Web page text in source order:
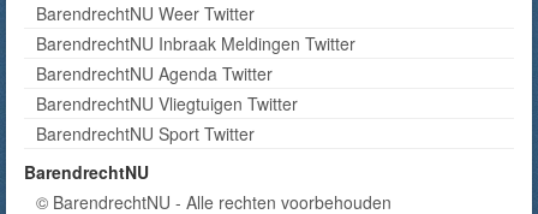
BarendrechtNU Weer Twitter
BarendrechtNU Inbraak Meldingen Twitter
BarendrechtNU Agenda Twitter
BarendrechtNU Vliegtuigen Twitter
BarendrechtNU Sport Twitter
BarendrechtNU
© BarendrechtNU - Alle rechten voorbehouden